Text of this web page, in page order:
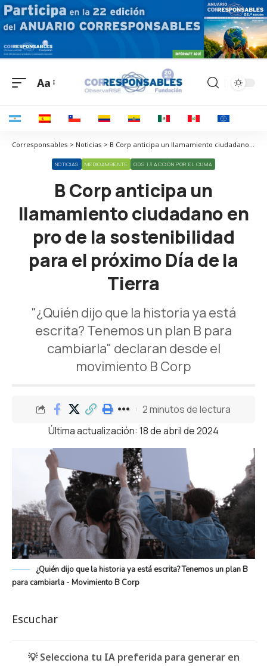
Aa
Corresponsables > Noticias > B Corp anticipa un llamamiento ciudadano en pro de la sostenibilidad para el próximo Día de la Tierra
NOTICIAS MEDIOAMBIENTE ODS 13 ACCIÓN POR EL CLIMA
B Corp anticipa un
llamamiento ciudadano en
pro de la sostenibilidad
para el próximo Día de la
Tierra
"¿Quién dijo que la historia ya está
escrita? Tenemos un plan B para
cambiarla" declaran desde el
movimiento B Corp
Última actualización: 18 de abril de 2024
2 minutos de lectura
¿Quién dijo que la historia ya está escrita? Tenemos un plan B
para cambiarla - Movimiento B Corp
Escuchar
💡 Selecciona tu IA preferida para generar en